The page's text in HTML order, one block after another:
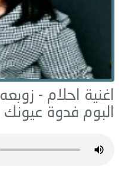
اغنية احلام - زوبعه
البوم فدوة عيونك